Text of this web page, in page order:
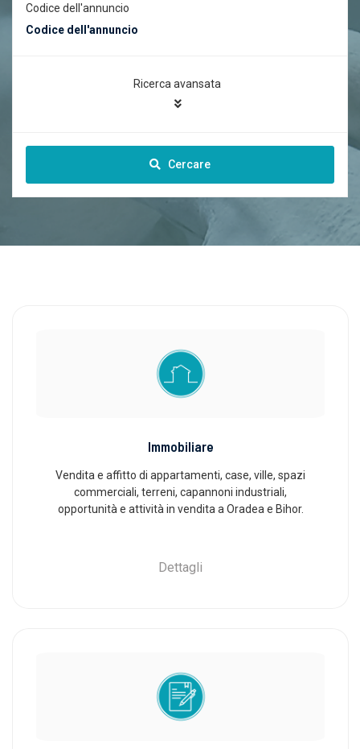
Codice dell'annuncio
Ricerca avansata
Cercare
Immobiliare
Vendita e affitto di appartamenti, case, ville, spazi
commerciali, terreni, capannoni industriali,
opportunità e attività in vendita a Oradea e Bihor.
Dettagli